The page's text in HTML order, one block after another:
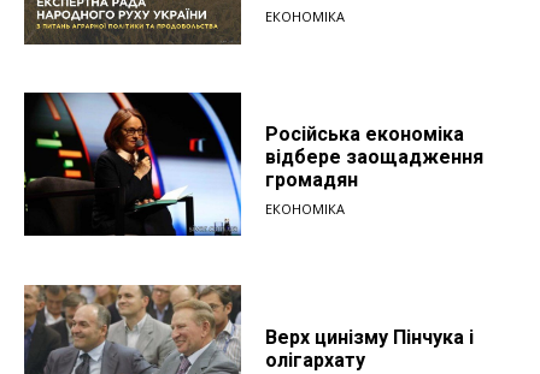
ЕКОНОМІКА
Російська економіка
відбере заощадження
громадян
ЕКОНОМІКА
Верх цинізму Пінчука і
олігархату